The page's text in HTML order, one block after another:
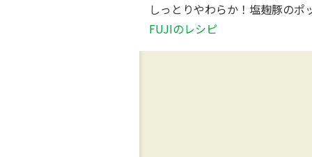
しっとりやわらか！塩麹豚のポ
FUJIのレシピ